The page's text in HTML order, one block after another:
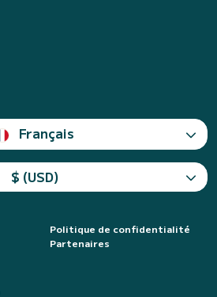
Français
$ (USD)
Politique de confidentialité
Partenaires